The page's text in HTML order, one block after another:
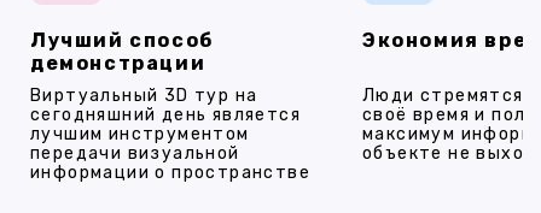
Лучший способ
демонстрации
Виртуальный 3D тур на
сегодняшний день является
лучшим инструментом
передачи визуальной
информации о пространстве
Экономия
Люди стремятся
своё время и
максимум
объекте не